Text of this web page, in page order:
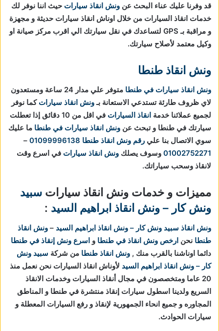
قد وفرنا عليك عناء البحث عن ونش انقاذ سيارات حيث اننا نوفر لك
خدمات انقاذ السيارات من خلال اوناش انقاذ سيارات حديثة و مجهزة
و مراقبة بـ GPS لتساعدك في نقل سيارتك الي اقرب مركز صيانة او
وكيل معتمد لأصلاح سيارتك.
ونش انقاذ طنطا
ونش انقاذ سيارات في طنطا
متوفر علي مدار 24 ساعة ومستعدون
لاي ظروف طارئة تستدعي الاستعانة بـونش انقاذ سيارات كما نوفر
لجميع عملائنا خدمة انقاذ السيارات في اقل من 10 دقائق
إذا تعطلت
سيارتك في طنطا و تبحث عن ونش انقاذ سيارات في طنطا ما عليك
سوي الاتصال بنا علي رقم ونش انقاذ طنطا 01099996138
–
01002752271 وسوف يصلك ونش انقاذ سيارات في اسرع وقت
لانقاذ وسحب سياراتك.
مميزات و خدمات ونش انقاذ سيارات سبيد
ونش كار – ونش انقاذ ابراهيم السيد :
ونش انقاذ سبيد ونش كار – ونش انقاذ ابراهيم السيد – ونش انقاذ
طنطا نحن ارخص ونش انقاذ في طنطا و اسرع ونش إنقاذ في طنطا
دائما اوناشنا بالقرب منك , ونش انقاذ طنطا من شركة سبيد ونش
كار – ونش انقاذ ابراهيم السيد لأوناش انقاذ السيارات نحن نعمل منذ
20 عاما ومتخصصون في مجال أنقاذ السيارات وخدمات الانقاذ
السريع ولدينا اسطول سيارات إنقاذ منتشرة في طنطا و المناطق
المجاوره و جميع انحاء الجمهورية لإنقاذ و رفع السيارات المعطلة و
سيارات الحوادث.